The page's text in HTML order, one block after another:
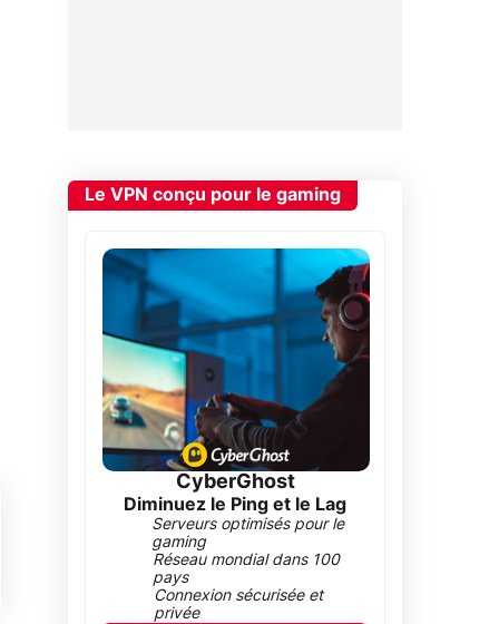
Le VPN conçu pour le gaming
CyberGhost
Diminuez le Ping et le Lag
Serveurs optimisés pour le
gaming
Réseau mondial dans 100
pays
Connexion sécurisée et
privée